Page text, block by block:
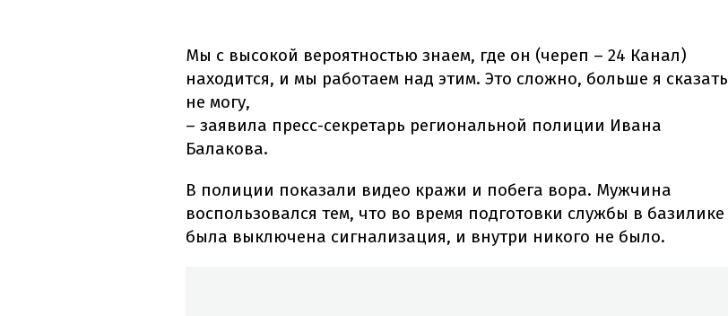
Мы с высокой вероятностью знаем, где он (череп – 24 Канал)
находится, и мы работаем над этим. Это сложно, больше я сказать
не могу,
– заявила пресс-секретарь региональной полиции Ивана
Балакова.
В полиции показали видео кражи и побега вора. Мужчина
воспользовался тем, что во время подготовки службы в базилике
была выключена сигнализация, и внутри никого не было.